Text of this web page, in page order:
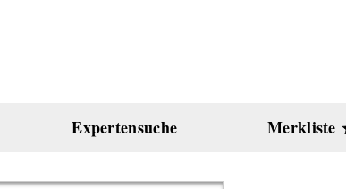
Expertensuche Merkliste